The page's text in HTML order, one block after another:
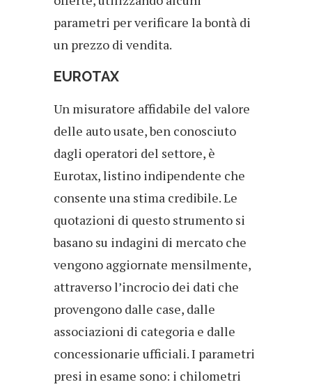
parametri per verificare la bontà di
un prezzo di vendita.
EUROTAX
Un misuratore affidabile del valore
delle auto usate, ben conosciuto
dagli operatori del settore, è
Eurotax, listino indipendente che
consente una stima credibile. Le
quotazioni di questo strumento si
basano su indagini di mercato che
vengono aggiornate mensilmente,
attraverso l’incrocio dei dati che
provengono dalle case, dalle
associazioni di categoria e dalle
concessionarie ufficiali. I parametri
presi in esame sono: i chilometri